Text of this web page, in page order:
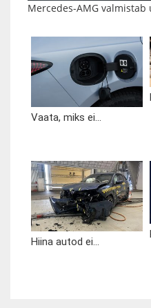
Mercedes-AMG valmistab
Vaata, miks ei...
Hiina autod ei...